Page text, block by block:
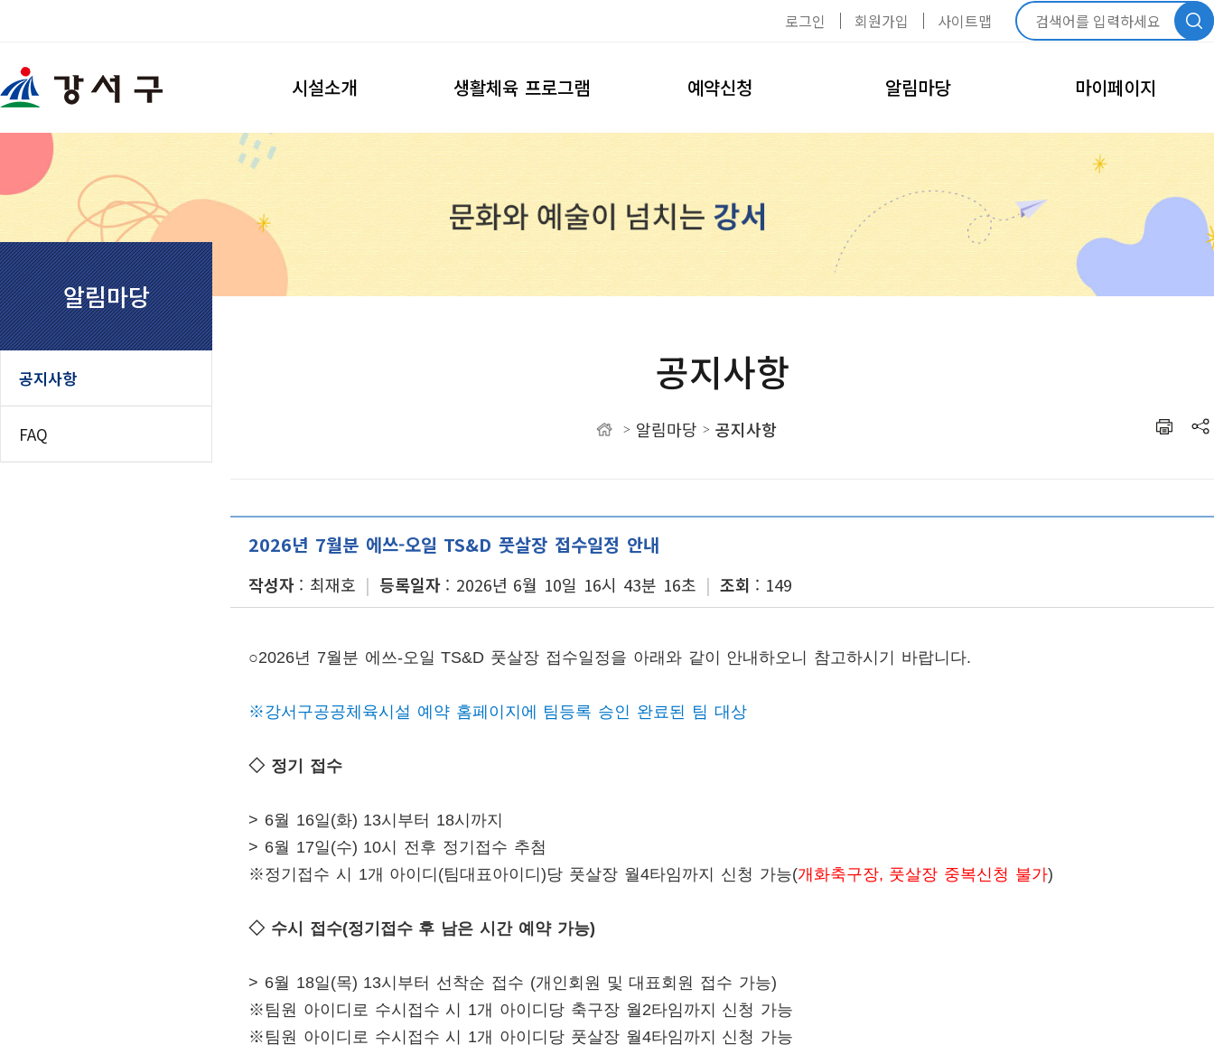
로그인 회원가입 사이트맵
시설소개
강서개화축구장
찾아오시는길
강서개화풋살장
이용안내
강서구립테니스장
시설소개
이용안내
황금내테니스장
이용안내
TS&D 풋살장(에쓰-오일)
이용안내
찾아오시는길
생활체육 프로그램 예약신청
테니스장
알림마당 마이페이지
내정보관리
회원정보수정
비밀번호변경
회원탈퇴
내예약관리
수강신청내역
알림마당
공지사항
FAQ
공지사항
> 알림마당 > 공지사항
카카오스토리 공유
2026년 7월분 에쓰-오일 TS&D 풋살장 접수일정 안내
작성자 최재호 등록일자 2026년 6월 10일 16시 43분 16초 조회 149
○2026년 7월분 에쓰-오일 TS&D 풋살장 접수일정을 아래와 같이 안내하오니 참고하시기 바랍니다.
※강서구공공체육시설 예약 홈페이지에 팀등록 승인 완료된 팀 대상
◇ 정기 접수
> 6월 16일 (화) 13시부터 18시까지
> 6월 17일 (수) 10시 전후 정기접수 추첨
※정기접수 시 1개 아이디 (팀대표아이디)당 풋살장 월4타임까지 신청 가능(개화축구장, 풋살장 중복신청 불가)
◇ 수시 접수(정기접수 후 남은 시간 예약 가능)
> 6월 18일 (목) 13시부터 선착순 접수 (개인회원 및 대표회원 접수 가능)
※ 팀원 아이디로 수시접수 시 1개 아이디당 축구장 월 2타임까지 신청 가능
※ 팀원 아이디로 수시접수 시 1개 아이디당 풋살장 월4타임까지 신청 가능